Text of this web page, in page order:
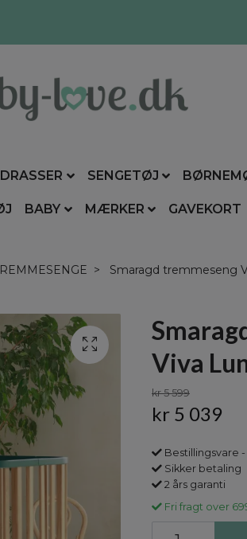
SENGETØJ
BABY MÆRKER GAVEKORT
Smaragd tremmeseng
Viva
kr 5 599
kr 5 039
Bestillingsvare
Sikker betaling
2 års garanti
Fri fragt over